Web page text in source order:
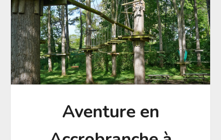
Aventure en